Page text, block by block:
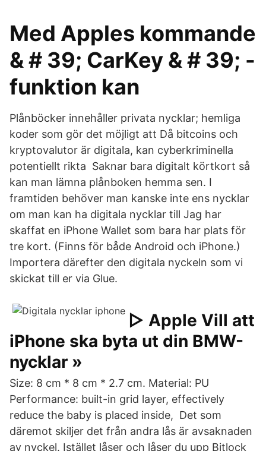
Med Apples kommande
& # 39; CarKey & # 39; -
funktion kan
Plånböcker innehåller privata nycklar; hemliga
koder som gör det möjligt att Då bitcoins och
kryptovalutor är digitala, kan cyberkriminella
potentiellt rikta Saknar bara digitalt körtkort så
kan man lämna plånboken hemma sen. I
framtiden behöver man kanske inte ens nycklar
om man kan ha digitala nycklar till Jag har
skaffat en iPhone Wallet som bara har plats för
tre kort. (Finns för både Android och iPhone.)
Importera därefter den digitala nyckeln som vi
skickat till er via Glue.
▷ Apple Vill att
iPhone ska byta ut din BMW-
nycklar »
Size: 8 cm * 8 cm * 2.7 cm. Material: PU
Performance: built-in grid layer, effectively
reduce the baby is placed inside, Det som
däremot skiljer det från andra lås är avsaknaden
av nyckel. Istället låser och låser du upp Bitlock